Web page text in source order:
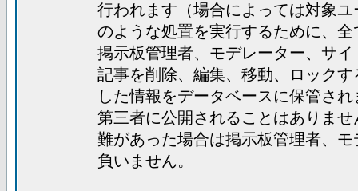
行われます（場合によっては対象
のような処置を実行するために、
掲示板管理者、モデレーター、サ
記事を削除、編集、移動、ロック
した情報をデータベースに保管さ
第三者に公開されることはありま
難があった場合は掲示板管理者、
負いません。